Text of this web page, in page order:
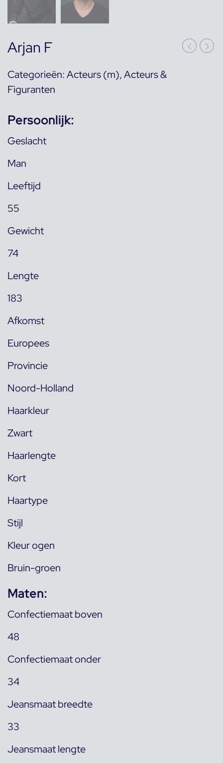
Arjan F
Categorieën:Acteurs (m),Acteurs &
Figuranten
Persoonlijk:
Geslacht
Man
Leeftijd
55
Gewicht
74
Lengte
183
Afkomst
Europees
Provincie
Noord-Holland
Haarkleur
Zwart
Haarlengte
Kort
Haartype
Stijl
Kleur ogen
Bruin-groen
Maten:
Confectiemaat boven
48
Confectiemaat onder
34
Jeansmaat breedte
33
Jeansmaat lengte